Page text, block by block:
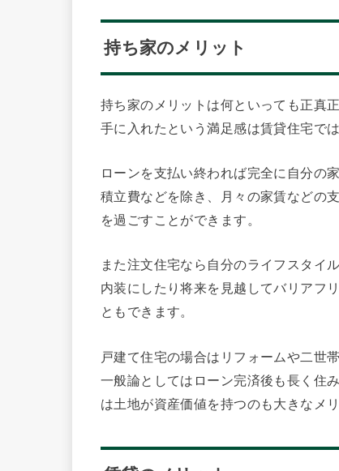
持ち家のメリット
持ち家のメリットは何といっても正真
手に入れたという満足感は賃貸住宅で
ローンを支払い終われば完全に自分の
積立費などを除き、月々の家賃などの
を過ごすことができます。
また注文住宅なら自分のライフスタイ
内装にしたり将来を見越してバリアフ
ともできます。
戸建て住宅の場合はリフォームや二世
一般論としてはローン完済後も長く住
は土地が資産価値を持つのも大きなメ